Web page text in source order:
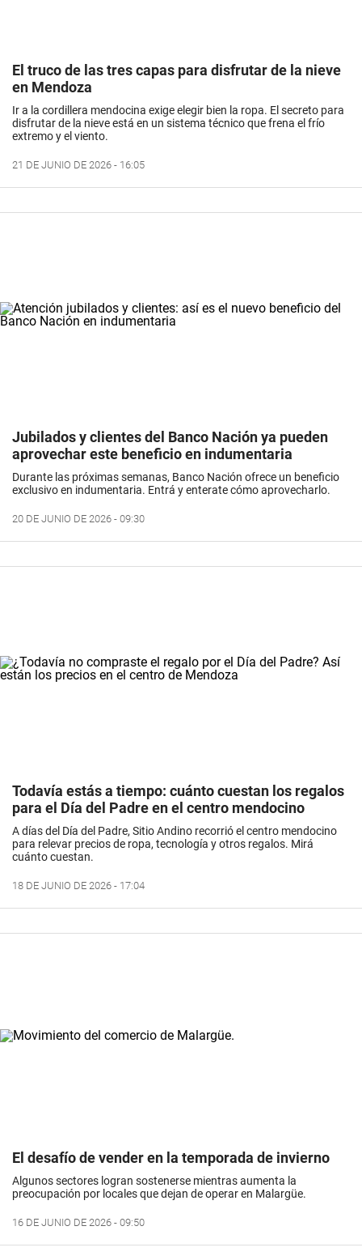
El truco de las tres capas para disfrutar de la nieve
en Mendoza
Ir a la cordillera mendocina exige elegir bien la ropa. El secreto para
disfrutar de la nieve está en un sistema técnico que frena el frío
extremo y el viento.
21 DE JUNIO DE 2026 - 16:05
Jubilados y clientes del Banco Nación ya pueden
aprovechar este beneficio en indumentaria
Durante las próximas semanas, Banco Nación ofrece un beneficio
exclusivo en indumentaria. Entrá y enterate cómo aprovecharlo.
20 DE JUNIO DE 2026 - 09:30
Todavía estás a tiempo: cuánto cuestan los regalos
para el Día del Padre en el centro mendocino
A días del Día del Padre, Sitio Andino recorrió el centro mendocino
para relevar precios de ropa, tecnología y otros regalos. Mirá
cuánto cuestan.
18 DE JUNIO DE 2026 - 17:04
El desafío de vender en la temporada de invierno
Algunos sectores logran sostenerse mientras aumenta la
preocupación por locales que dejan de operar en Malargüe.
16 DE JUNIO DE 2026 - 09:50